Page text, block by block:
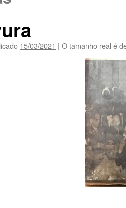
15/03/2021 | O tamanho real é